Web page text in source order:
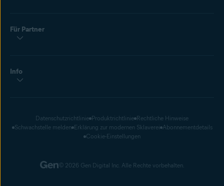
Für Partner
Info
Datenschutzrichtlinie Produktrichtlinie Rechtliche Hinweise
Schwachstelle melden Erklärung zur modernen Sklaverei Abonnementdetails
Cookie-Einstellungen
© 2026 Gen Digital Inc. Alle Rechte vorbehalten.